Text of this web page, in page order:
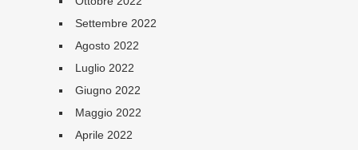
Settembre 2022
Agosto 2022
Luglio 2022
Giugno 2022
Maggio 2022
Aprile 2022